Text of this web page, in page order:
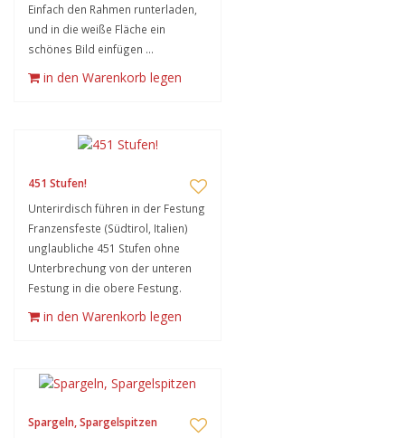
Einfach den Rahmen runterladen,
und in die weiße Fläche ein
schönes Bild einfügen ...
in den Warenkorb legen
451 Stufen!
Unterirdisch führen in der Festung
Franzensfeste (Südtirol, Italien)
unglaubliche 451 Stufen ohne
Unterbrechung von der unteren
Festung in die obere Festung.
in den Warenkorb legen
Spargeln, Spargelspitzen